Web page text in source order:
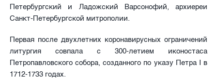
Петербургский и Ладожский Варсонофий, архиереи
Санкт-Петербургской митрополии.
Первая после двухлетних коронавирусных ограничений
литургия совпала с 300-летием иконостаса
Петропавловского собора, созданного по указу Петра I в
1712-1733 годах.